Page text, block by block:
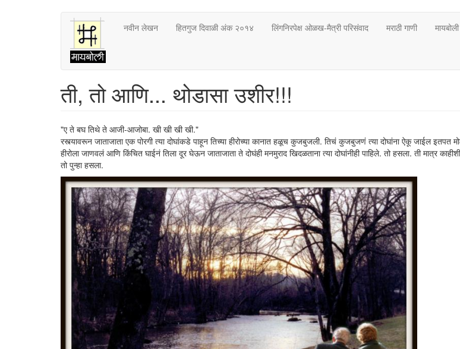
नवीन लेखन हितगुज दिवाळी अंक २०१४ लिंगनिरपेक्ष ओळख-मैत्री परिसंवाद मराठी गाणी मायबोली
ती, तो आणि... थोडासा उशीर!!!
"ए ते बघ तिथे ते आजी-आजोबा. खी खी खी खी."
रस्त्यावरून जाताजाता एक पोरगी त्या दोघांकडे पाहून तिच्या हीरोच्या कानात हळूच कुजबुजली. तिचं कुजबुजणं त्या दोघांना ऐकू जाईल इतपत
हीरोला जाणवलं आणि किंचित घाईनं तिला दूर घेऊन जाताजाता ते दोघंही मनमुराद खिदळताना त्या दोघांनीही पाहिले. तो हसला. ती मात्र
तो पुन्हा हसला.